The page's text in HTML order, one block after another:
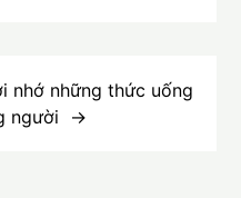
nhớ những thức uống
người